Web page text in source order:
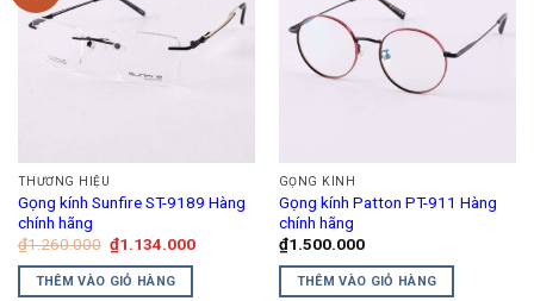
biến
thể.
Các
thể
được
chọn
trên
trang
sản
THƯƠNG HIỆU
Gọng kính Sunfire ST-9189 Hàng
chính hãng
₫1.260.000 Giá
gốc
là:
₫1.260.000.
₫1.134.000Giá
THÊM VÀO GIỎ HÀNG
GỌNG KÍNH
Gọng kính Patton PT-911 Hàng
chính hãng
₫1.500.000
THÊM VÀO GIỎ HÀNG